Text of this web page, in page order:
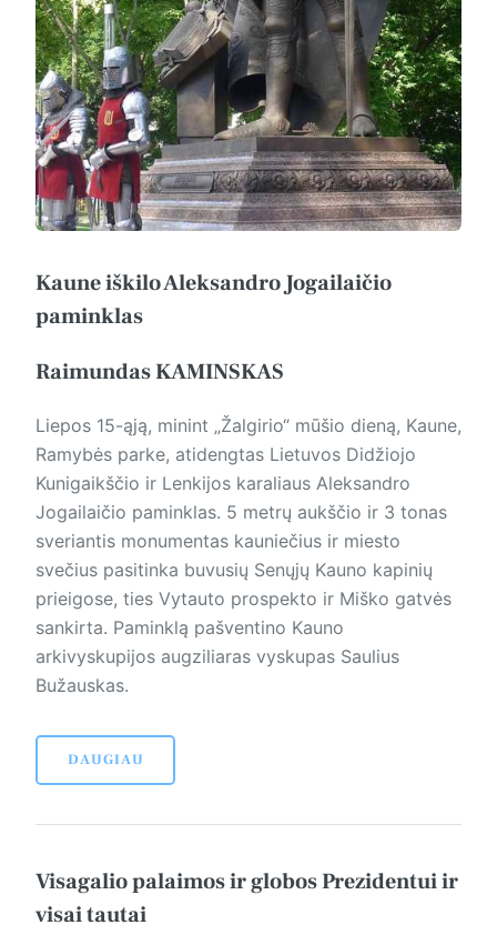
Kaune iškilo Aleksandro Jogailaičio
paminklas
Raimundas KAMINSKAS
Liepos 15-ąją, minint „Žalgirio“ mūšio dieną, Kaune,
Ramybės parke, atidengtas Lietuvos Didžiojo
Kunigaikščio ir Lenkijos karaliaus Aleksandro
Jogailaičio paminklas. 5 metrų aukščio ir 3 tonas
sveriantis monu­men­tas kauniečius ir miesto
svečius pasitinka buvusių Senųjų Kauno kapinių
prieigose, ties Vytauto prospekto ir Miško gatvės
sankirta. Paminklą pašventino Kauno
arkivyskupijos augziliaras vyskupas Saulius
Bužauskas.
DAUGIAU
Visagalio palaimos ir globos Prezidentui ir
visai tautai